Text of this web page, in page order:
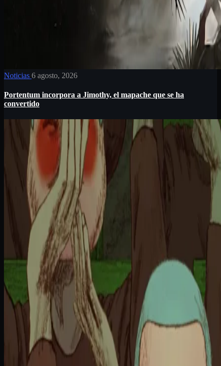
Noticias 6 agosto, 2026
Portentum incorpora a Jimothy, el mapache que se ha
convertido